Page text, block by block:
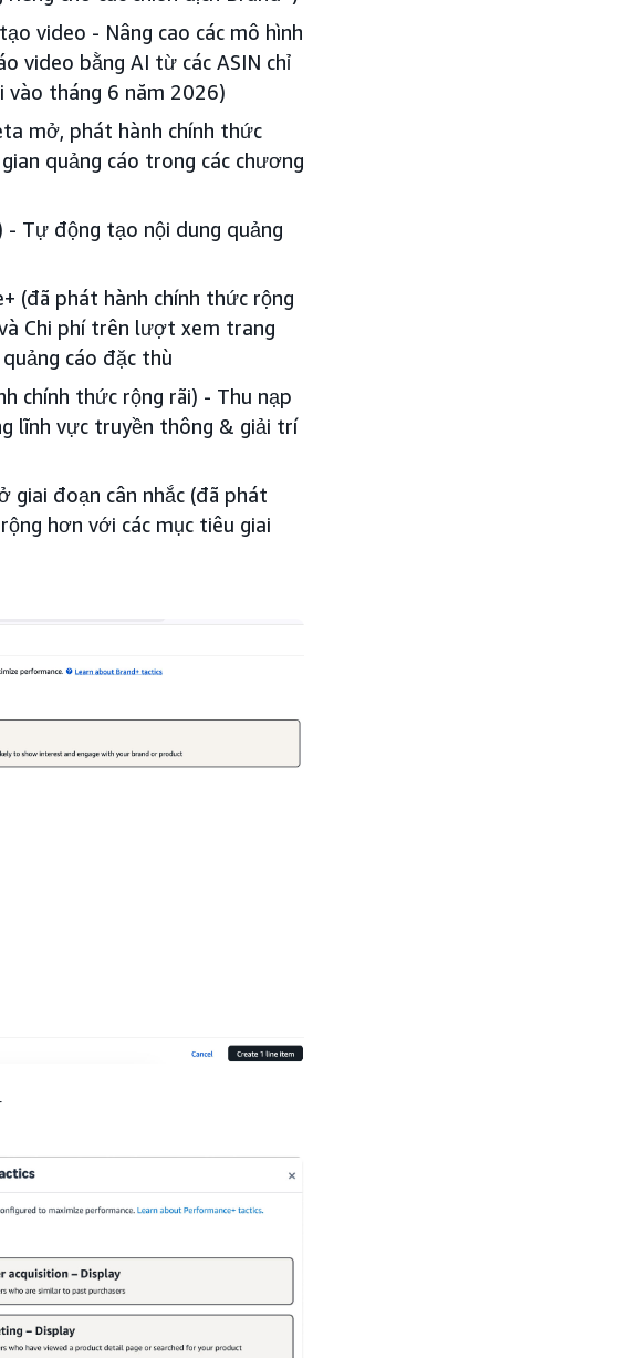
video - Nâng cao các mô hình
video bằng AI từ các ASIN chỉ
vào tháng 6 năm 2026)
mở, phát hành chính thức
quảng cáo trong các chương
- Tự động tạo nội dung quảng
(đã phát hành chính thức rộng
Chi phí trên lượt xem trang
cáo đặc thù
chính thức rộng rãi) - Thu nạp
lĩnh vực truyền thông & giải trí
giai đoạn cân nhắc (đã phát
hơn với các mục tiêu giai